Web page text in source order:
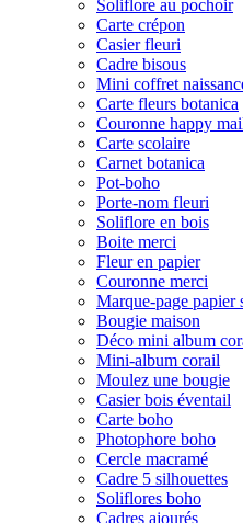
Soliflore au pochoir
Carte crépon
Casier fleuri
Cadre bisous
Mini coffret
Carte fleurs botanica
Couronne happy
Carte scolaire
Carnet botanica
Pot-boho
Porte-nom fleuri
Soliflore en bois
Boite merci
Fleur en papier
Couronne merci
Marque-page papier
Bougie maison
Déco mini album
Mini-album corail
Moulez une bougie
Casier bois éventail
Carte boho
Photophore boho
Cercle macramé
Cadre 5 silhouettes
Soliflores boho
Cadres ajourés